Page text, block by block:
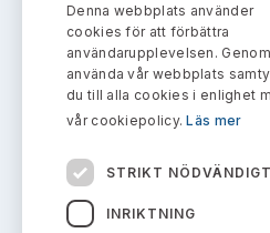
Address: Box 7354,
Om innehållet
Denna webbplats använder
cookies för att förbättra
användarupplevelsen.
använda vår webbplats
du till alla cookies i enlighet
vår cookiepolicy.Läs mer
STRIKT NÖDVÄNDIGT
INRIKTNING